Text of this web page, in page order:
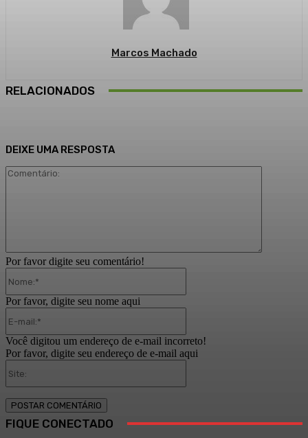
Marcos Machado
RELACIONADOS
DEIXE UMA RESPOSTA
Por favor digite seu comentário!
Por favor, digite seu nome aqui
Você digitou um endereço de e-mail incorreto!
Por favor, digite seu endereço de e-mail aqui
FIQUE CONECTADO